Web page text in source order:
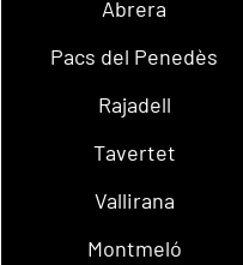
Abrera
Pacs del Penedès
Rajadell
Tavertet
Vallirana
Montmeló